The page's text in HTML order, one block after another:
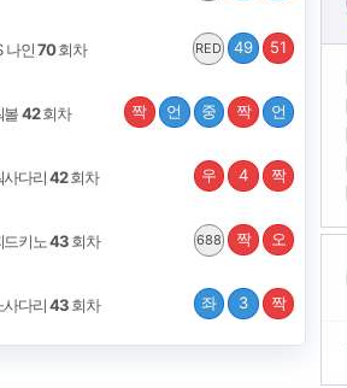
나인70회차 RED 49 51
볼42회차 짝 언 중 짝 언
사다리42회차 우 4 짝
드키노43회차 688 짝 오
사다리43회차 좌 3 짝